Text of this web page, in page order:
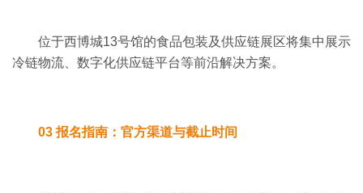
位于西博城13号馆的食品包装及供应链展区将集中展示
冷链物流、数字化供应链平台等前沿解决方案。
03 报名指南：官方渠道与截止时间